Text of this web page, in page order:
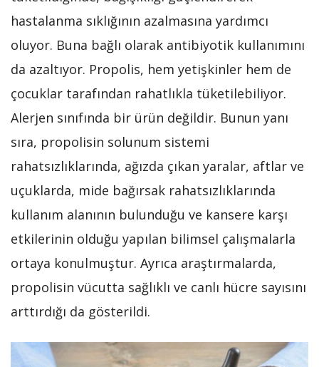
hastalanma sıklığının azalmasına yardımcı
oluyor. Buna bağlı olarak antibiyotik kullanımını
da azaltıyor. Propolis, hem yetişkinler hem de
çocuklar tarafından rahatlıkla tüketilebiliyor.
Alerjen sınıfında bir ürün değildir. Bunun yanı
sıra, propolisin solunum sistemi
rahatsızlıklarında, ağızda çıkan yaralar, aftlar ve
uçuklarda, mide bağırsak rahatsızlıklarında
kullanım alanının bulunduğu ve kansere karşı
etkilerinin olduğu yapılan bilimsel çalışmalarla
ortaya konulmuştur. Ayrıca araştırmalarda,
propolisin vücutta sağlıklı ve canlı hücre sayısını
arttırdığı da gösterildi.